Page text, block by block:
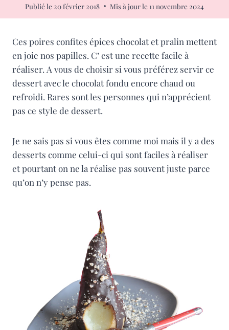
Publié le 20 février 2018 Mis à jour le 11 novembre 2024
Ces poires confites épices chocolat et pralin mettent
en joie nos papilles. C’ est une recette facile à
réaliser. A vous de choisir si vous préférez servir ce
dessert avec le chocolat fondu encore chaud ou
refroidi. Rares sont les personnes qui n’apprécient
pas ce style de dessert.
Je ne sais pas si vous êtes comme moi mais il y a des
desserts comme celui-ci qui sont faciles à réaliser
et pourtant on ne la réalise pas souvent juste parce
qu’on n’y pense pas.